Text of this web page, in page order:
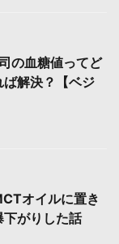
の血糖値ってど
解決？【ベジ
オイルに置き
がりした話